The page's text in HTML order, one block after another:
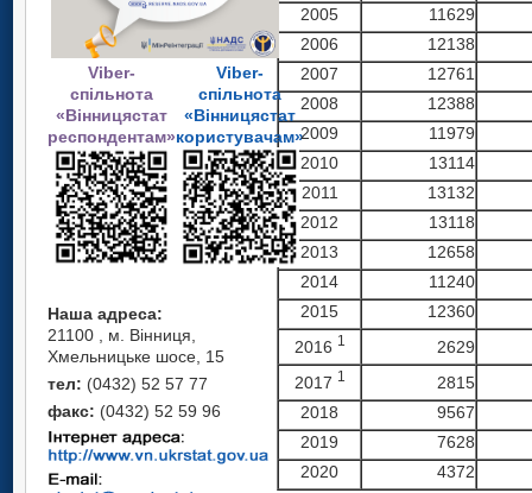
Viber-
спільнота
«Вінницястат
респондентам»
Viber-
спільнота
«Вінницястат
користувачам»
Наша адреса:
21100 , м. Вінниця,
Хмельницьке шосе, 15
тел: (0432) 52 57 77
факс: (0432) 52 59 96
2005
11629
2006
12138
2007
12761
2008
12388
2009
11979
2010
13114
2011
13132
2012
13118
2013
12658
2014
11240
2015
12360
2016 1
2629
2017 1
2815
2018
9567
2019
7628
2020
4372